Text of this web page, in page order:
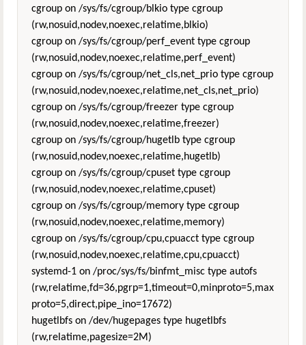
cgroup on /sys/fs/cgroup/blkio type cgroup
(rw,nosuid,nodev,noexec,relatime,blkio)
cgroup on /sys/fs/cgroup/perf_event type cgroup
(rw,nosuid,nodev,noexec,relatime,perf_event)
cgroup on /sys/fs/cgroup/net_cls,net_prio type cgroup
(rw,nosuid,nodev,noexec,relatime,net_cls,net_prio)
cgroup on /sys/fs/cgroup/freezer type cgroup
(rw,nosuid,nodev,noexec,relatime,freezer)
cgroup on /sys/fs/cgroup/hugetlb type cgroup
(rw,nosuid,nodev,noexec,relatime,hugetlb)
cgroup on /sys/fs/cgroup/cpuset type cgroup
(rw,nosuid,nodev,noexec,relatime,cpuset)
cgroup on /sys/fs/cgroup/memory type cgroup
(rw,nosuid,nodev,noexec,relatime,memory)
cgroup on /sys/fs/cgroup/cpu,cpuacct type cgroup
(rw,nosuid,nodev,noexec,relatime,cpu,cpuacct)
systemd-1 on /proc/sys/fs/binfmt_misc type autofs
(rw,relatime,fd=36,pgrp=1,timeout=0,minproto=5,max
proto=5,direct,pipe_ino=17672)
hugetlbfs on /dev/hugepages type hugetlbfs
(rw,relatime,pagesize=2M)